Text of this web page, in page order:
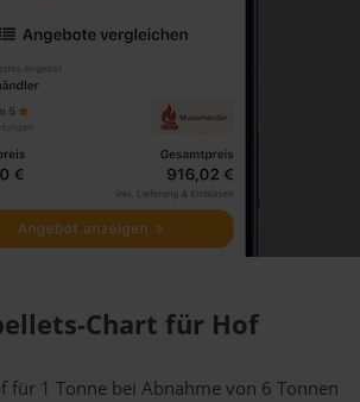
Chart für Hof
für 1 Tonne bei Abnahmevon 6 Tonnen